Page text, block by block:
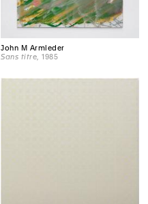
John M Armleder
Sans titre , 1985